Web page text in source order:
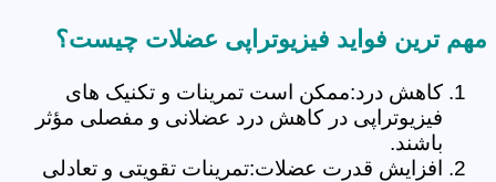
مهم ترین فواید فیزیوتراپی عضلات چیست؟
کاهش درد:ممکن است تمرینات و تکنیک های
فیزیوتراپی در کاهش درد عضلانی و مفصلی مؤثر
باشند.
افزایش قدرت عضلات:تمرینات تقویتی و تعادلی